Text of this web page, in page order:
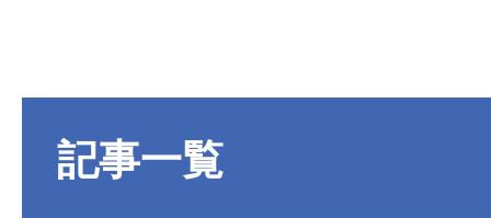
記事一覧